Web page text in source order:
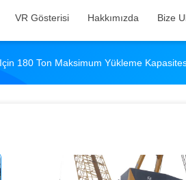
VR Gösterisi Hakkımızda Bize
Için 180 Ton Maksimum Yükleme